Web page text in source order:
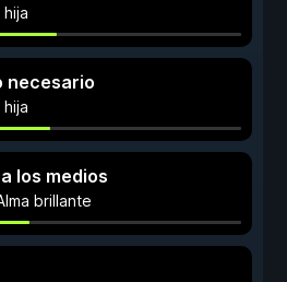
necesario
los medios
brillante